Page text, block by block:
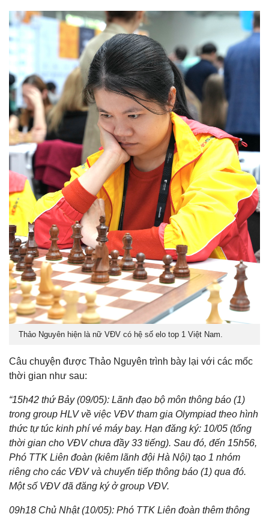
Thảo Nguyên hiện là nữ VĐV có hệ số elo top 1 Việt Nam.
Câu chuyện được Thảo Nguyên trình bày lại với các mốc
thời gian như sau:
“15h42 thứ Bảy (09/05): Lãnh đạo bộ môn thông báo (1)
trong group HLV về việc VĐV tham gia Olympiad theo hình
thức tự túc kinh phí vé máy bay. Hạn đăng ký: 10/05 (tổng
thời gian cho VĐV chưa đầy 33 tiếng). Sau đó, đến 15h56,
Phó TTK Liên đoàn (kiêm lãnh đội Hà Nội) tạo 1 nhóm
riêng cho các VĐV và chuyển tiếp thông báo (1) qua đó.
Một số VĐV đã đăng ký ở group VĐV.
09h18 Chủ Nhật (10/05): Phó TTK Liên đoàn thêm thông